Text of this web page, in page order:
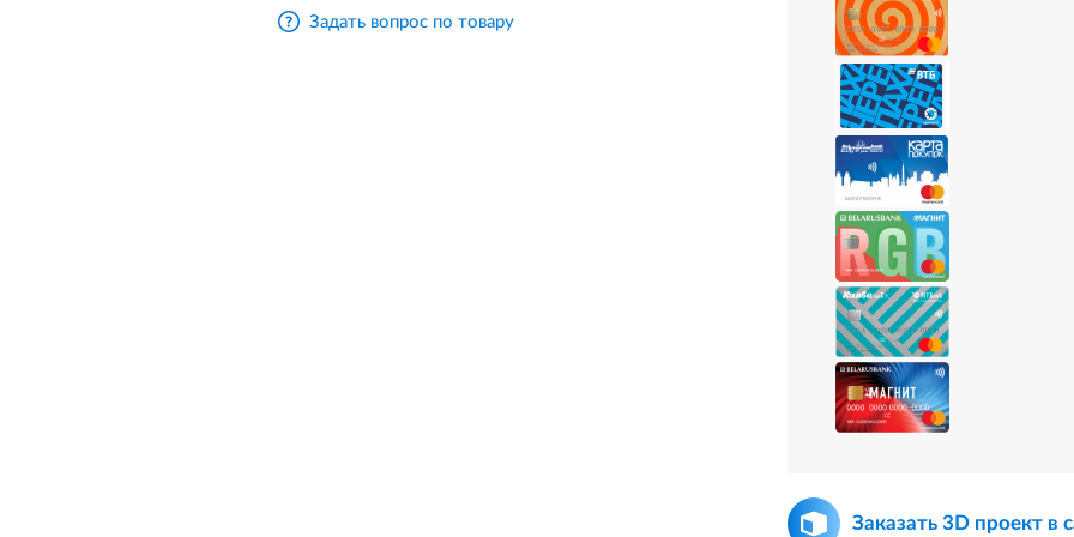
Задать вопрос по товару
Заказать 3D проект в